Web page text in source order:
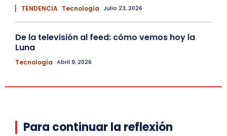
▏ TENDENCIA Tecnología Julio 23, 2026
De la televisión al feed: cómo vemos hoy la
Luna
Tecnología Abril 9, 2026
Para continuar la reflexión